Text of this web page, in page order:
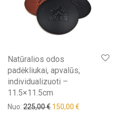
Natūralios odos
padėkliukai, apvalūs,
individualizuoti –
11.5×11.5cm
Nuo: 225,00€ 150,00 €